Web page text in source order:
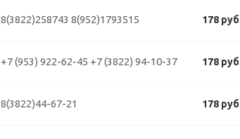
8(3822)258743 8(952)1793515 178
+7 (953) 922-62-45 +7 (3822) 94-10-37 178
8(3822)44-67-21 178